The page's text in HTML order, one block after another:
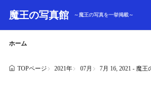
魔王の写真館 ～魔王の写真を一挙掲載～
ホーム
TOPページ 2021年 07月 7月 16, 2021 - 魔王